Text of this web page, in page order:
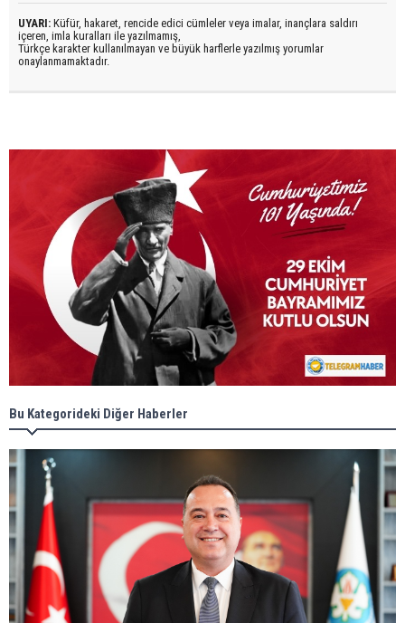
UYARI: Küfür, hakaret, rencide edici cümleler veya imalar, inançlara saldırı
içeren, imla kuralları ile yazılmamış,
Türkçe karakter kullanılmayan ve büyük harflerle yazılmış yorumlar
onaylanmamaktadır.
Bu Kategorideki Diğer Haberler